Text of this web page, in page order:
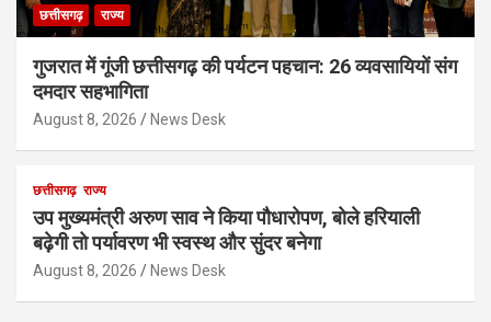
छत्तीसगढ़ राज्य
गुजरात में गूंजी छत्तीसगढ़ की पर्यटन पहचान: 26 व्यवसायियों संग
दमदार सहभागिता
August 8, 2026 News Desk
छत्तीसगढ़ राज्य
उप मुख्यमंत्री अरुण साव ने किया पौधारोपण, बोले हरियाली
बढ़ेगी तो पर्यावरण भी स्वस्थ और सुंदर बनेगा
August 8, 2026 News Desk